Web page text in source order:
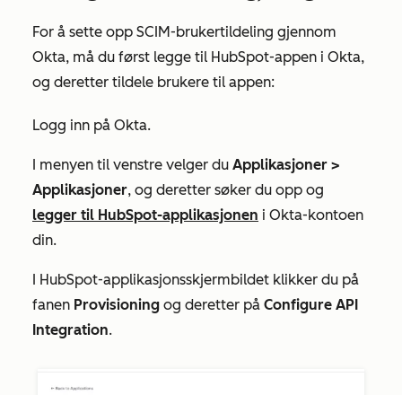
For å sette opp SCIM-brukertildeling gjennom
Okta, må du først legge til HubSpot-appen i Okta,
og deretter tildele brukere til appen:
Logg inn på Okta.
I menyen til venstre velger du Applikasjoner >
Applikasjoner, og deretter søker du opp og
legger til HubSpot-applikasjonen i Okta-kontoen
din.
I HubSpot-applikasjonsskjermbildet klikker du på
fanen Provisioning og deretter på Configure API
Integration.